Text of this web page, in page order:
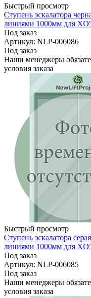
Быстрый просмотр
Ступень эскалатора
линиями 1000мм для
Под заказ
Артикул: NLP-006086
Под заказ
Наши менеджеры
условия заказа
Быстрый просмотр
Ступень эскалатора
линиями 1000мм для
Под заказ
Артикул: NLP-006085
Под заказ
Наши менеджеры
условия заказа